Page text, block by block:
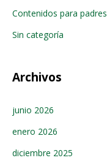
Contenidos para padres
Sin categoría
Archivos
junio 2026
enero 2026
diciembre 2025